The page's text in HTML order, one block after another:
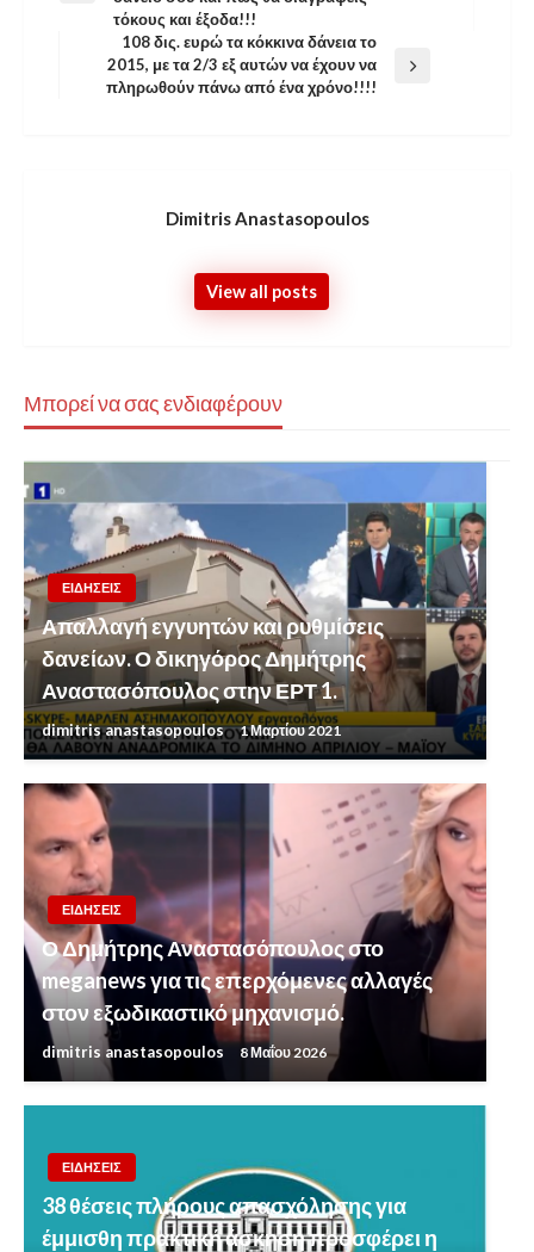
τόκους και έξοδα!!!
Next
Post
108 δις. ευρώ τα κόκκινα δάνεια το
2015, με τα 2/3 εξ αυτών να έχουν να
πληρωθούν πάνω από ένα χρόνο!!!!
Dimitris Anastasopoulos
View all posts
Μπορεί να σας ενδιαφέρουν
ΕΙΔΗΣΕΙΣ
Απαλλαγή εγγυητών και ρυθμίσεις
δανείων. Ο δικηγόρος Δημήτρης
Αναστασόπουλος στην ΕΡΤ 1.
dimitris anastasopoulos 1 Μαρτίου 2021
ΕΙΔΗΣΕΙΣ
Ο Δημήτρης Αναστασόπουλος στο
meganews για τις επερχόμενες αλλαγές
στον εξωδικαστικό μηχανισμό.
dimitris anastasopoulos 8 Μαΐου 2026
ΕΙΔΗΣΕΙΣ
38 θέσεις πλήρους απασχόλησης για
έμμισθη πρακτική άσκηση προσφέρει η